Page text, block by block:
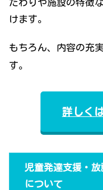
だわりや施設の特徴
けます。
もちろん、内容の充
す。
詳しく
児童発達支援・
について